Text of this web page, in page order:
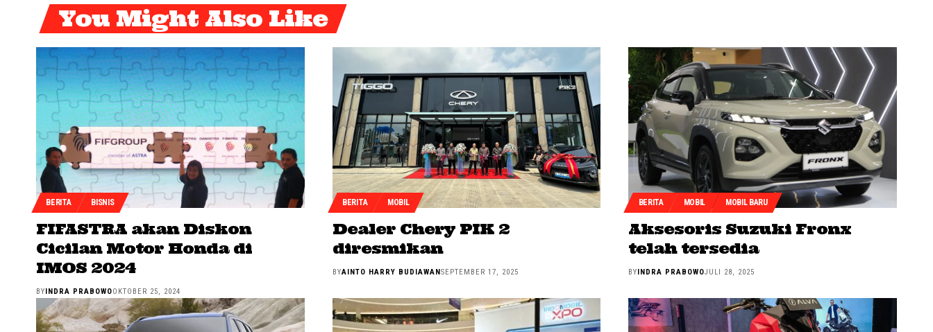
You Might Also Like
BERITA BISNIS
FIFASTRA akan Diskon
Cicilan Motor Honda di
IMOS 2024
BY INDRA PRABOWOOKTOBER 25, 2024
BERITA MOBIL
Dealer Chery PIK 2
diresmikan
BYAINTO HARRY BUDIAWAN SEPTEMBER 17, 2025
BERITA MOBIL MOBIL BARU
Aksesoris Suzuki Fronx
telah tersedia
BY INDRA PRABOWOJULI 28, 2025